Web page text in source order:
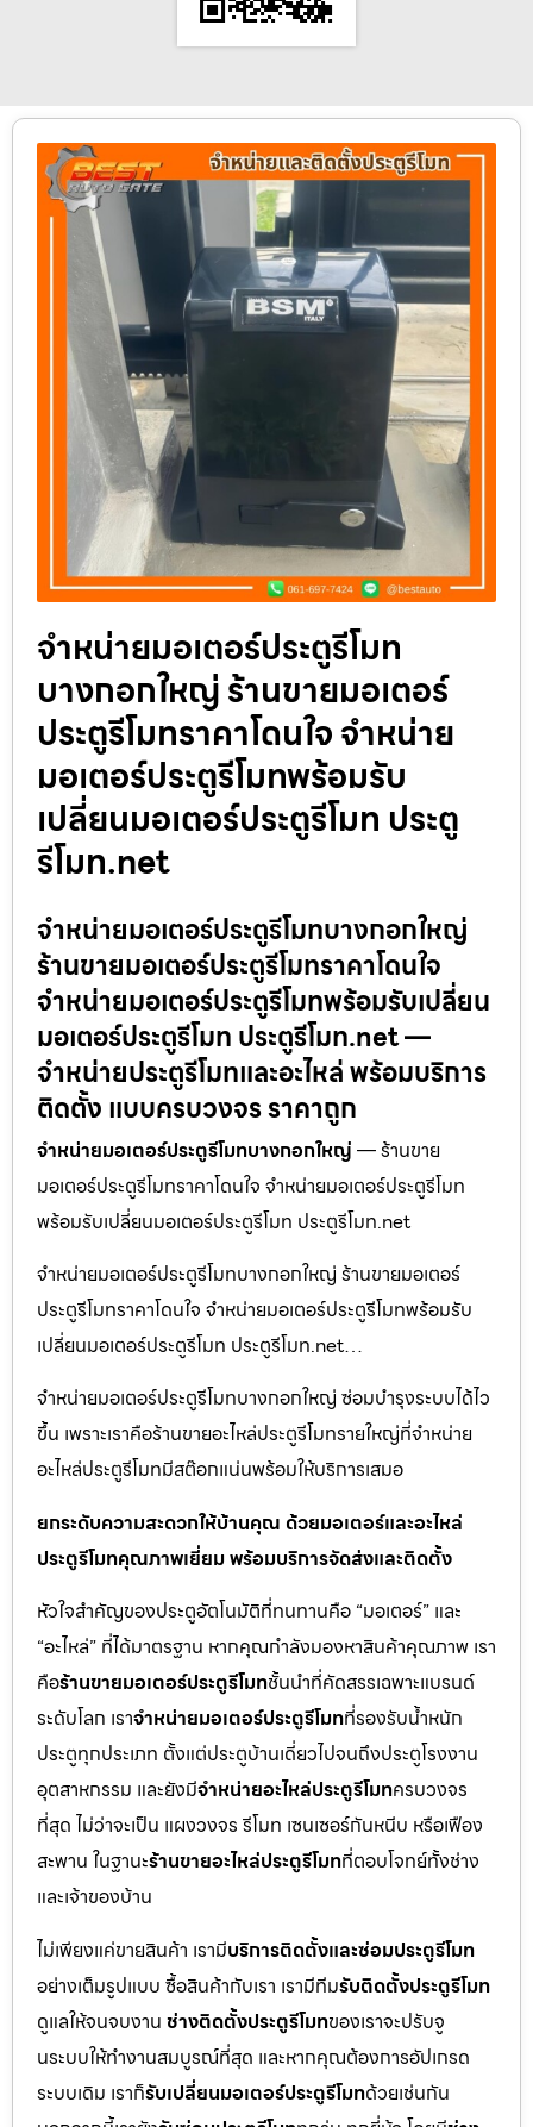
จำหน่ายมอเตอร์ประตูรีโมท
บางกอกใหญ่ ร้านขายมอเตอร์
ประตูรีโมทราคาโดนใจ จำหน่าย
มอเตอร์ประตูรีโมทพร้อมรับ
เปลี่ยนมอเตอร์ประตูรีโมท ประตู
รีโมท.net
จำหน่ายมอเตอร์ประตูรีโมทบางกอกใหญ่
ร้านขายมอเตอร์ประตูรีโมทราคาโดนใจ
จำหน่ายมอเตอร์ประตูรีโมทพร้อมรับเปลี่ยน
มอเตอร์ประตูรีโมท ประตูรีโมท.net —
จำหน่ายประตูรีโมทและอะไหล่ พร้อมบริการ
ติดตั้ง แบบครบวงจร ราคาถูก
จำหน่ายมอเตอร์ประตูรีโมทบางกอกใหญ่ — ร้านขาย
มอเตอร์ประตูรีโมทราคาโดนใจ จำหน่ายมอเตอร์ประตูรีโมท
พร้อมรับเปลี่ยนมอเตอร์ประตูรีโมท ประตูรีโมท.net
จำหน่ายมอเตอร์ประตูรีโมทบางกอกใหญ่ ร้านขายมอเตอร์
ประตูรีโมทราคาโดนใจ จำหน่ายมอเตอร์ประตูรีโมทพร้อมรับ
เปลี่ยนมอเตอร์ประตูรีโมท ประตูรีโมท.net…
จำหน่ายมอเตอร์ประตูรีโมทบางกอกใหญ่ ซ่อมบำรุงระบบได้ไว
ขึ้น เพราะเราคือร้านขายอะไหล่ประตูรีโมทรายใหญ่ที่จำหน่าย
อะไหล่ประตูรีโมทมีสต๊อกแน่นพร้อมให้บริการเสมอ
ยกระดับความสะดวกให้บ้านคุณ ด้วยมอเตอร์และอะไหล่
ประตูรีโมทคุณภาพเยี่ยม พร้อมบริการจัดส่งและติดตั้ง
หัวใจสำคัญของประตูอัตโนมัติที่ทนทานคือ “มอเตอร์” และ
“อะไหล่” ที่ได้มาตรฐาน หากคุณกำลังมองหาสินค้าคุณภาพ เรา
คือร้านขายมอเตอร์ประตูรีโมทชั้นนำที่คัดสรรเฉพาะแบรนด์
ระดับโลก เราจำหน่ายมอเตอร์ประตูรีโมทที่รองรับน้ำหนัก
ประตูทุกประเภท ตั้งแต่ประตูบ้านเดี่ยวไปจนถึงประตูโรงงาน
อุตสาหกรรม และยังมีจำหน่ายอะไหล่ประตูรีโมทครบวงจร
ที่สุด ไม่ว่าจะเป็น แผงวงจร รีโมท เซนเซอร์กันหนีบ หรือเฟือง
สะพาน ในฐานะร้านขายอะไหล่ประตูรีโมทที่ตอบโจทย์ทั้งช่าง
และเจ้าของบ้าน
ไม่เพียงแค่ขายสินค้า เรามีบริการติดตั้งและซ่อมประตูรีโมท
อย่างเต็มรูปแบบ ซื้อสินค้ากับเรา เรามีทีมรับติดตั้งประตูรีโมท
ดูแลให้จนจบงาน ช่างติดตั้งประตูรีโมทของเราจะปรับจู
นระบบให้ทำงานสมบูรณ์ที่สุด และหากคุณต้องการอัปเกรด
ระบบเดิม เราก็รับเปลี่ยนมอเตอร์ประตูรีโมทด้วยเช่นกัน